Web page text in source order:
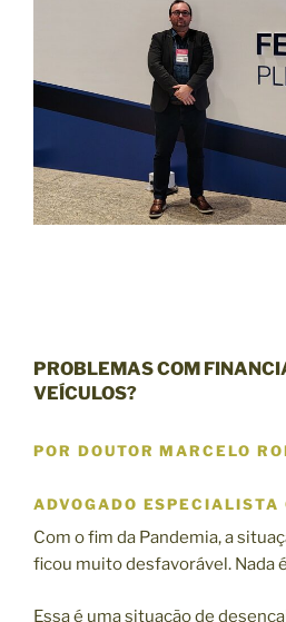
PROBLEMAS COM
VEÍCULOS?
POR DOUTOR MARCELO
ADVOGADO
Com o fim da Pandemia, a
ficou muito desfavorável. Nada
Essa é uma situação de